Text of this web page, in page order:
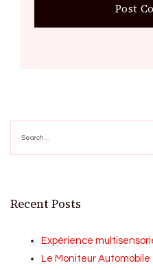
for:
Recent Posts
Expérience
Le Moniteur